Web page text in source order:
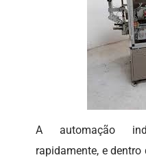
A automação
rapidamente, e dentro